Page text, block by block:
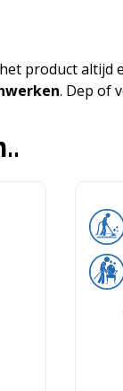
product
. Dep of